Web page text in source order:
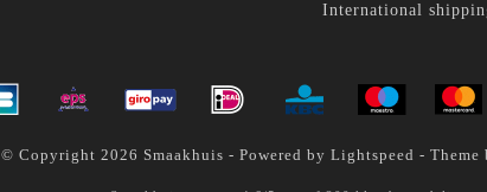
International
© Copyright 2026 Smaakhuis - Powered by Lightspeed - Theme